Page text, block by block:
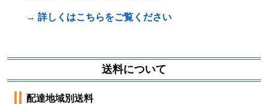
→ 詳しくはこちらをご覧ください
送料について
配達地域別送料